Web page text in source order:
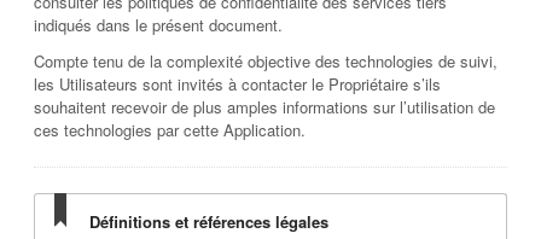
indiqués dans le présent document.
Compte tenu de la complexité objective des technologies de suivi,
les Utilisateurs sont invités à contacter le Propriétaire s’ils
souhaitent recevoir de plus amples informations sur l’utilisation de
ces technologies par cette Application.
Définitions et références légales